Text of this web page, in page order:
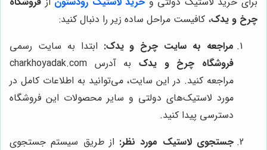
چرخ و یدک، کافیست مراحل ساده زیر را دنبال کنید:
مراجعه به سایت چرخ و یدک: ابتدا به سایت رسمی
فروشگاه چرخ و یدک
به آدرس charkhoyadak.com
مراجعه کنید. در این سایت، می‌توانید به اطلاعات کامل در
مورد لاستیک‌های دولتی و سایر محصولات این فروشگاه
دسترسی پیدا کنید.
جستجوی لاستیک مورد نظر: از طریق سیستم جستجوی